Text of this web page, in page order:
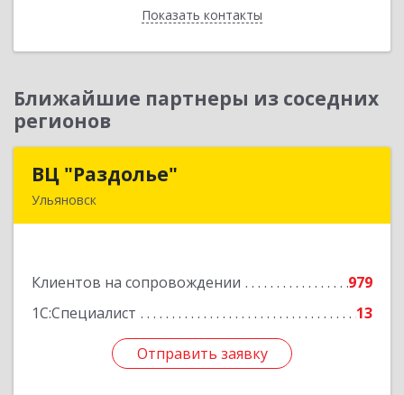
Показать контакты
Назад
Ближайшие партнеры из соседних
регионов
ВЦ "Раздолье"
Ульяновск
Клиентов на сопровождении
979
1С:Специалист
13
Отправить заявку
Подробнее
Отправить заявку